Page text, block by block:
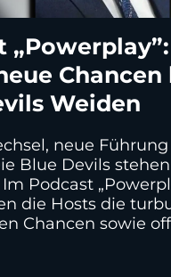
Chancen
Weiden
neue
Blue Devils
Podcast
die Hosts die
Chancen sowie